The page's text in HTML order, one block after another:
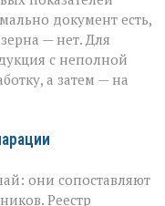
документ есть,
— нет. Для
с неполной
а затем — на
они сопоставляют
Реестр